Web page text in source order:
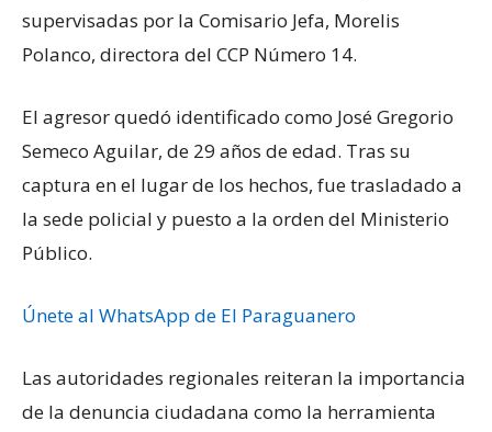
supervisadas por la Comisario Jefa, Morelis
Polanco, directora del CCP Número 14.
El agresor quedó identificado como José Gregorio
Semeco Aguilar, de 29 años de edad. Tras su
captura en el lugar de los hechos, fue trasladado a
la sede policial y puesto a la orden del Ministerio
Público.
Únete al WhatsApp de El Paraguanero
Las autoridades regionales reiteran la importancia
de la denuncia ciudadana como la herramienta